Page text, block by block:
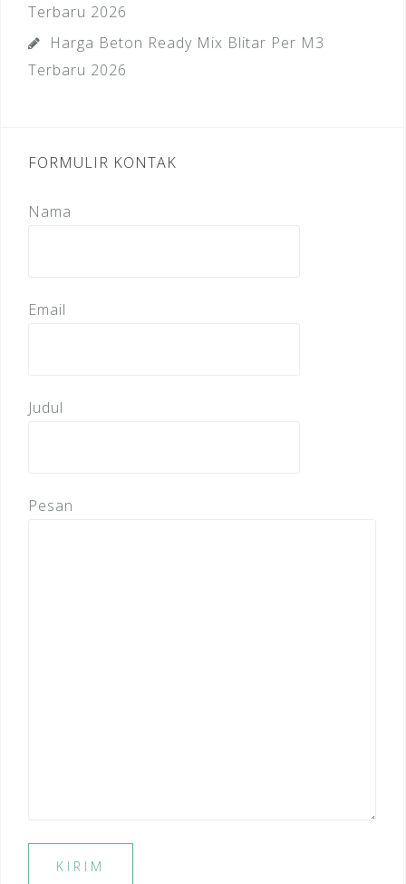
Terbaru 2026
Harga Beton Ready Mix Blitar Per M3
Terbaru 2026
FORMULIR KONTAK
Nama
Email
Judul
Pesan